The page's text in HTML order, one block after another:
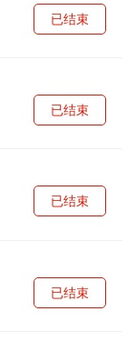
已结束
已结束
已结束
已结束